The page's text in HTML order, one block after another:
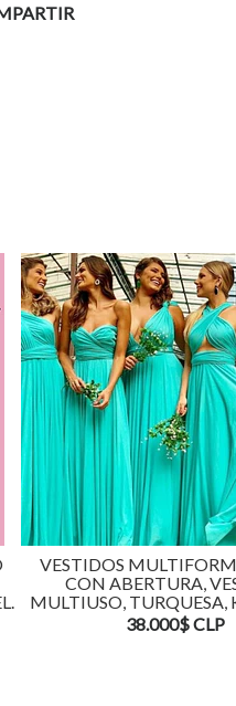
LARGO
KADRIHEL.
VESTIDOS
CON
MULTIUSO,